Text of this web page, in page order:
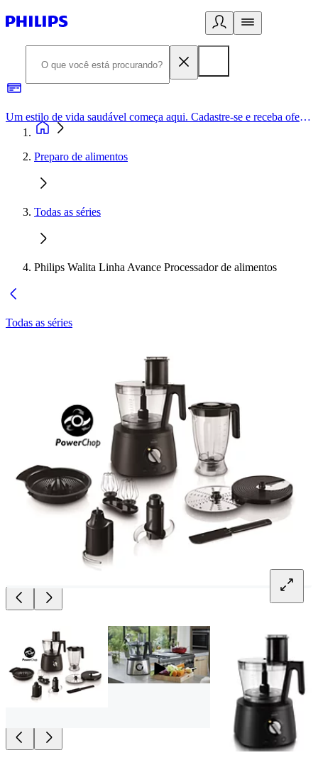
Um estilo de vida saudável começa aqui. Cadastre-se e receba ofertas exclusivas.
Preparo de alimentos
Todas as séries
Philips Walita Linha Avance Processador de alimentos
Todas as séries